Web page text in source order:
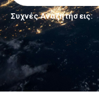
Συχνές Αναζητήσεις: